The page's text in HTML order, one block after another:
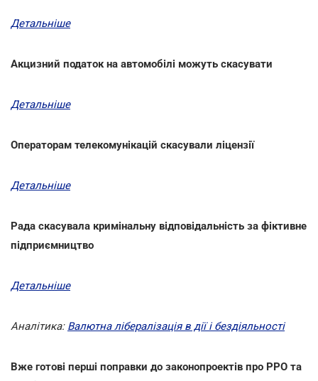
Детальніше
Акцизний податок на автомобілі можуть скасувати
Детальніше
Операторам телекомунікацій скасували ліцензії
Детальніше
Рада скасувала кримінальну відповідальність за фіктивне
підприємництво
Детальніше
Аналітика: Валютна лібералізація в дії і бездіяльності
Вже готові перші поправки до законопроектів про РРО та